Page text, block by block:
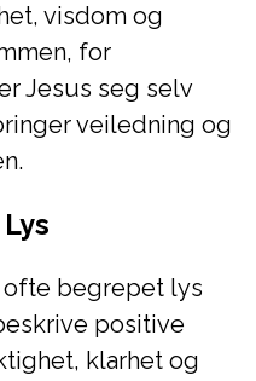
visdom og
for
Jesus seg selv
veiledning og
begrepet lys
positive
klarhet og